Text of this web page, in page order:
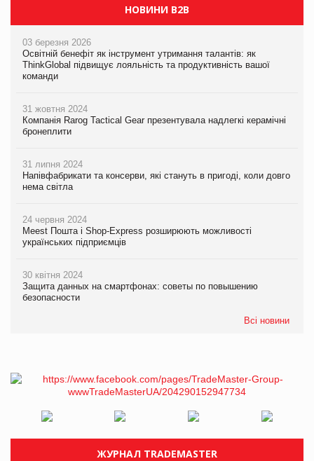
НОВИНИ B2B
03 березня 2026
Освітній бенефіт як інструмент утримання талантів: як
ThinkGlobal підвищує лояльність та продуктивність вашої
команди
31 жовтня 2024
Компанія Rarog Tactical Gear презентувала надлегкі керамічні
бронеплити
31 липня 2024
Напівфабрикати та консерви, які стануть в пригоді, коли довго
нема світла
24 червня 2024
Meest Пошта і Shop-Express розширюють можливості
українських підприємців
30 квітня 2024
Защита данных на смартфонах: советы по повышению
безопасности
Всі новини
ЖУРНАЛ TRADEMASTER